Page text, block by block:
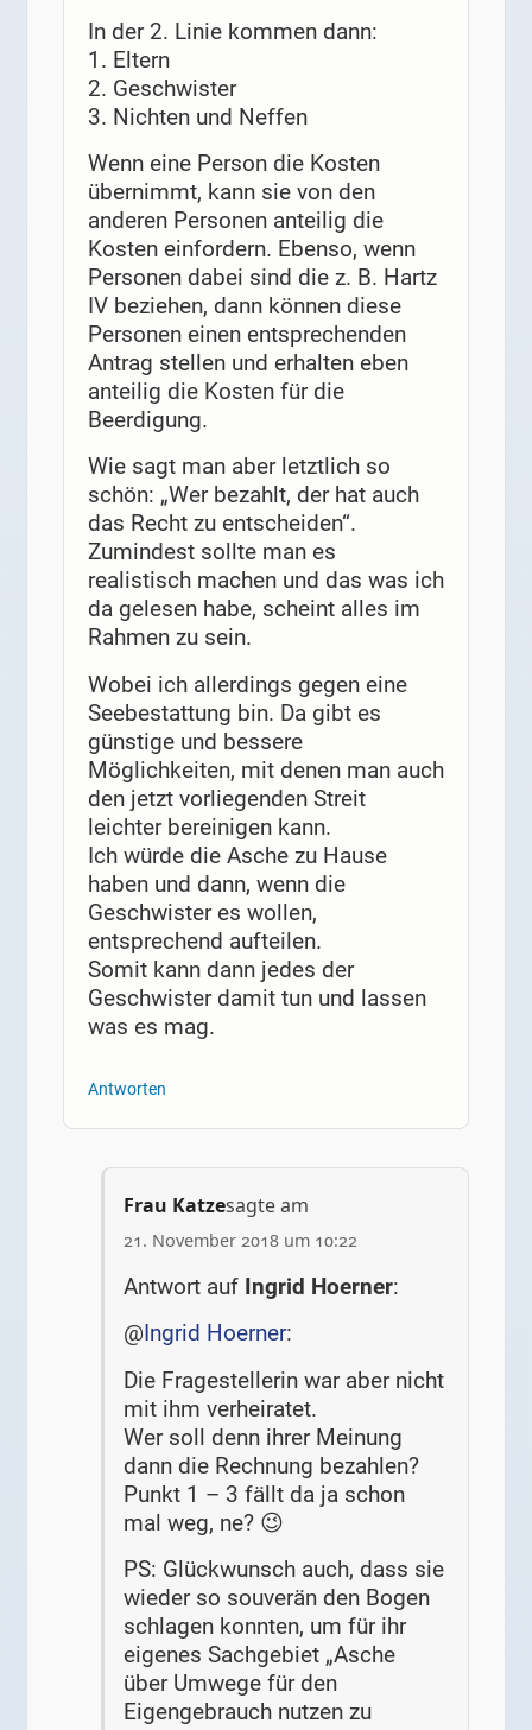
In der 2. Linie kommen dann:
1. Eltern
2. Geschwister
3. Nichten und Neffen
Wenn eine Person die Kosten
übernimmt, kann sie von den
anderen Personen anteilig die
Kosten einfordern. Ebenso, wenn
Personen dabei sind die z. B. Hartz
IV beziehen, dann können diese
Personen einen entsprechenden
Antrag stellen und erhalten eben
anteilig die Kosten für die
Beerdigung.
Wie sagt man aber letztlich so
schön: „Wer bezahlt, der hat auch
das Recht zu entscheiden“.
Zumindest sollte man es
realistisch machen und das was ich
da gelesen habe, scheint alles im
Rahmen zu sein.
Wobei ich allerdings gegen eine
Seebestattung bin. Da gibt es
günstige und bessere
Möglichkeiten, mit denen man auch
den jetzt vorliegenden Streit
leichter bereinigen kann.
Ich würde die Asche zu Hause
haben und dann, wenn die
Geschwister es wollen,
entsprechend aufteilen.
Somit kann dann jedes der
Geschwister damit tun und lassen
was es mag.
Antworten
Frau Katzesagte am
21. November 2018 um 10:22
Antwort auf Ingrid Hoerner:
@Ingrid Hoerner:
Die Fragestellerin war aber nicht
mit ihm verheiratet.
Wer soll denn ihrer Meinung
dann die Rechnung bezahlen?
Punkt 1 – 3 fällt da ja schon
mal weg, ne? 😉
PS: Glückwunsch auch, dass sie
wieder so souverän den Bogen
schlagen konnten, um für ihr
eigenes Sachgebiet „Asche
über Umwege für den
Eigengebrauch nutzen zu